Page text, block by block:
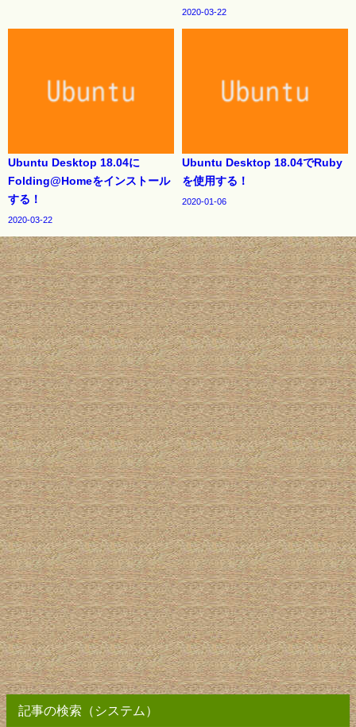
2020-03-22
Ubuntu Desktop 18.04に
Folding@Homeをインストール
する！
2020-03-22
Ubuntu Desktop 18.04でRuby
を使用する！
2020-01-06
記事の検索（システム）